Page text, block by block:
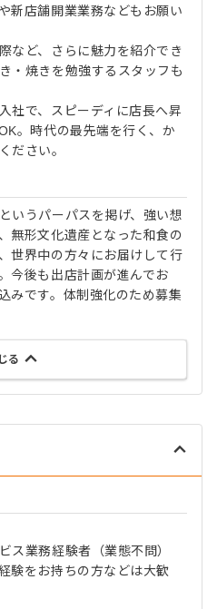
新店舗開業業務などもお願い
など、さらに魅⼒を紹介でき
・焼きを勉強するスタッフも
社で、スピーディに店⻑へ昇
。時代の最先端を行く、か
ださい。
いうパーパスを掲げ、強い想
無形文化遺産となった和食の
世界中の方々にお届けして行
今後も出店計画が進んでお
みです。体制強化のため募集
る
業務経験者（業態不問）
験をお持ちの方などは大歓